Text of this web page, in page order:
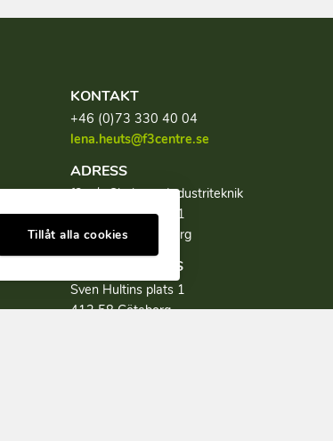
KONTAKT
+46 (0)73 330 40 04
lena.heuts@f3centre.se
ADRESS
f3, c/o Chalmers Industriteknik
Sven Hultins plats 1
SE-412 58 Göteborg
BESÖKSADRESS
Sven Hultins plats 1
412 58 Göteborg
Tillåt alla cookies